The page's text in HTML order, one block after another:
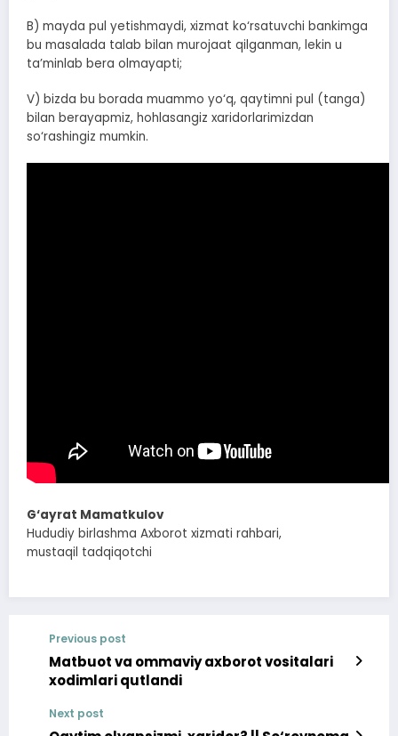
B) mayda pul yetishmaydi, xizmat ko‘rsatuvchi bankimga
bu masalada talab bilan murojaat qilganman, lekin u
ta’minlab bera olmayapti;
V) bizda bu borada muammo yo‘q, qaytimni pul (tanga)
bilan berayapmiz, hohlasangiz xaridorlarimizdan
so‘rashingiz mumkin.
G‘ayrat Mamatkulov
Hududiy birlashma Axborot xizmati rahbari,
mustaqil tadqiqotchi
Previous post
Matbuot va ommaviy axborot vositalari
xodimlari qutlandi
Next post